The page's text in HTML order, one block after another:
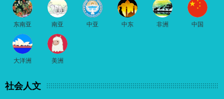
东南亚 南亚 中亚 中东 非洲 中国
大洋洲 美洲
社会人文